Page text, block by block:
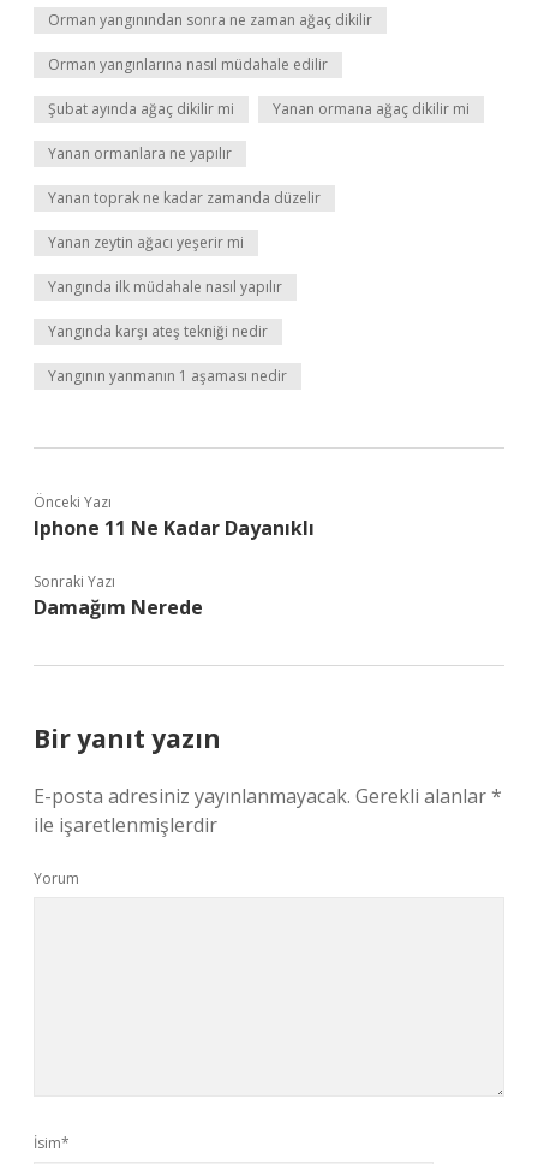
Orman yangınından sonra ne zaman ağaç dikilir
Orman yangınlarına nasıl müdahale edilir
Şubat ayında ağaç dikilir mi Yanan ormana ağaç dikilir mi
Yanan ormanlara ne yapılır
Yanan toprak ne kadar zamanda düzelir
Yanan zeytin ağacı yeşerir mi
Yangında ilk müdahale nasıl yapılır
Yangında karşı ateş tekniği nedir
Yangının yanmanın 1 aşaması nedir
Önceki Yazı
Iphone 11 Ne Kadar Dayanıklı
Sonraki Yazı
Damağım Nerede
Bir yanıt yazın
E-posta adresiniz yayınlanmayacak. Gerekli alanlar*
ile işaretlenmişlerdir
Yorum
İsim*